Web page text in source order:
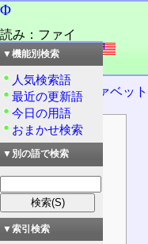
Φ
読み：ファイ
外語：Φ: phi
品詞：慣用単漢字
ギリシャアルファベット
目次
概要
主な用途
科学
通信
文字を含む語
▼機能別検索
人気検索語
最近の更新語
今日の用語
おまかせ検索
▼別の語で検索
▼索引検索